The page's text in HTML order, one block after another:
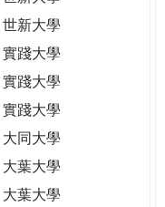
世新大學
實踐大學
實踐大學
實踐大學
大同大學
大葉大學
大葉大學